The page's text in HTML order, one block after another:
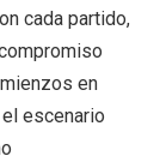
cada partido,
en
escenario